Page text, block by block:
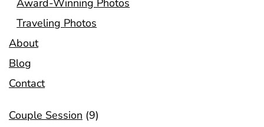
Traveling Photos
About
Blog
Contact
Couple Session (9)